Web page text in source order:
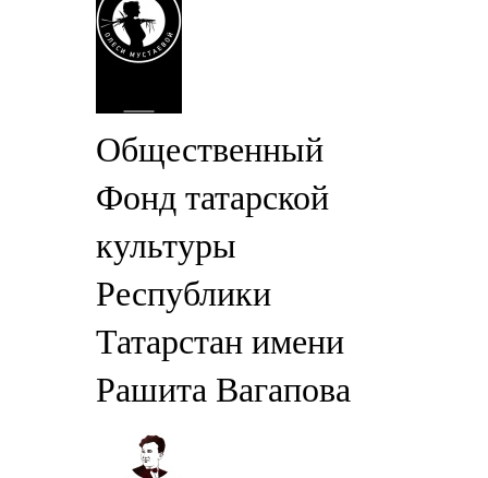
Общественный
Фонд татарской
культуры
Республики
Татарстан имени
Рашита Вагапова